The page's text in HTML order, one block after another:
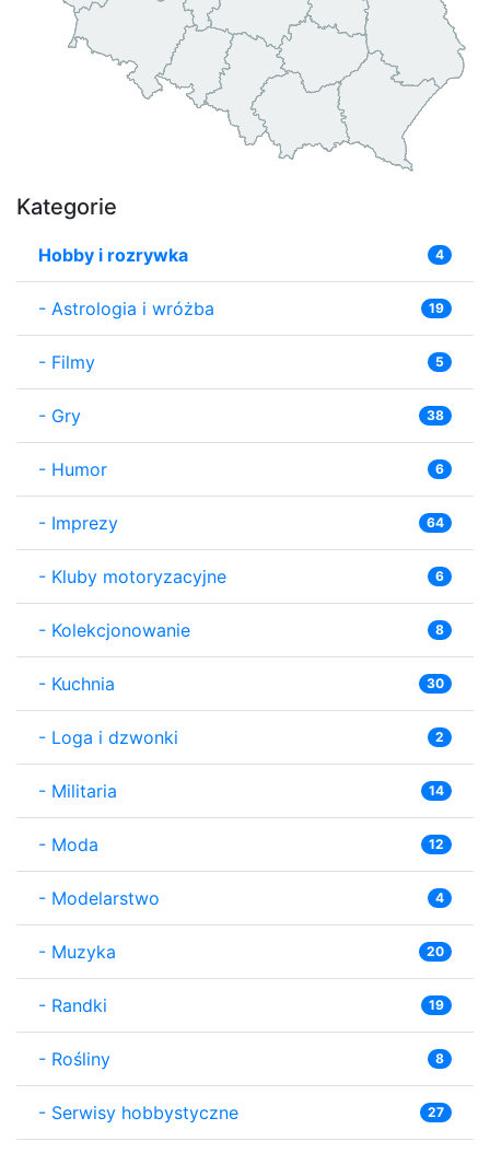
Kategorie
Hobby i rozrywka 4
- Astrologia i wróżba 19
- Filmy 5
- Gry 38
- Humor 6
- Imprezy 64
- Kluby motoryzacyjne 6
- Kolekcjonowanie 8
- Kuchnia 30
- Loga i dzwonki 2
- Militaria 14
- Moda 12
- Modelarstwo 4
- Muzyka 20
- Randki 19
- Rośliny 8
- Serwisy hobbystyczne 27